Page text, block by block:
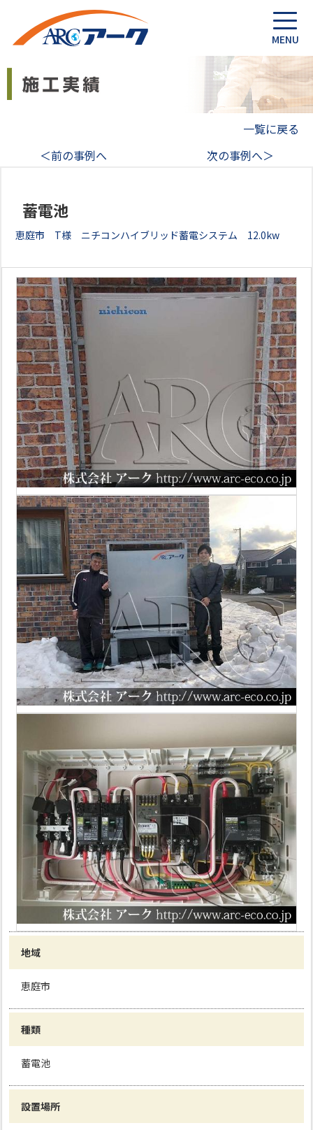
一覧に戻る
＜前の事例へ
次の事例へ＞
蓄電池
恵庭市 T様 ニチコンハイブリッド蓄電システム 12.0kw
地域
恵庭市
種類
蓄電池
設置場所